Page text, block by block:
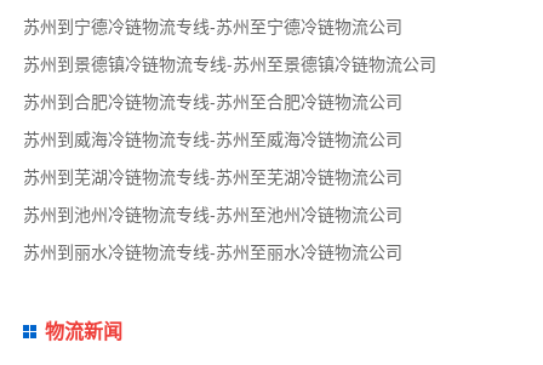
苏州到宁德冷链物流专线-苏州至宁德冷链物流公司
苏州到景德镇冷链物流专线-苏州至景德镇冷链物流公司
苏州到合肥冷链物流专线-苏州至合肥冷链物流公司
苏州到威海冷链物流专线-苏州至威海冷链物流公司
苏州到芜湖冷链物流专线-苏州至芜湖冷链物流公司
苏州到池州冷链物流专线-苏州至池州冷链物流公司
苏州到丽水冷链物流专线-苏州至丽水冷链物流公司
物流新闻